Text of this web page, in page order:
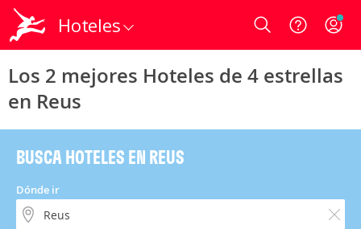
Hoteles Login
Los 2 mejores Hoteles de 4 estrellas
en Reus
BUSCA HOTELES EN REUS
Dónde ir